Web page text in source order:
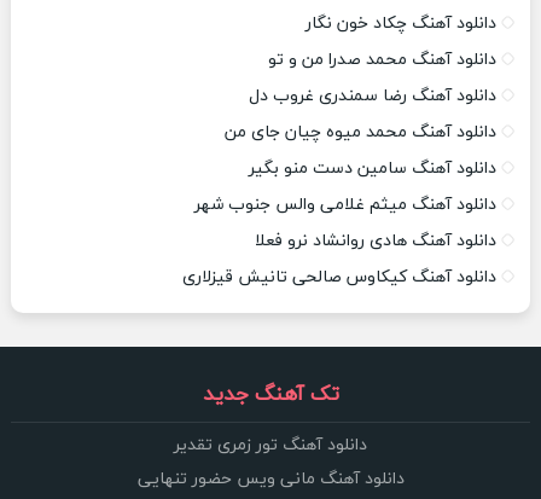
دانلود آهنگ چکاد خون نگار
دانلود آهنگ محمد صدرا من و تو
دانلود آهنگ رضا سمندری غروب دل
دانلود آهنگ محمد میوه چیان جای من
دانلود آهنگ سامین دست منو بگیر
دانلود آهنگ میثم غلامی والس جنوب شهر
دانلود آهنگ هادی روانشاد نرو فعلا
دانلود آهنگ کیکاوس صالحی تانیش قیزلاری
تک آهنگ جدید
دانلود آهنگ تور زمری تقدیر
دانلود آهنگ مانی ویس حضور تنهایی